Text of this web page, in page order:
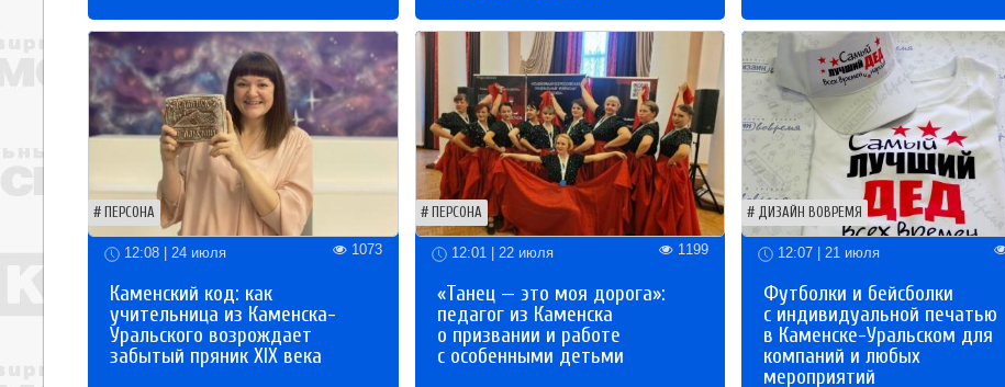
ПЕРСОНА
12:08 | 24 июля 1073
Каменский код: как
учительница из Каменска-
Уральского возрождает
забытый пряник XIX века
ПЕРСОНА
12:01 | 22 июля 1199
«Танец — это моя дорога»:
педагог из Каменска
о призвании и работе
с особенными детьми
ДИЗАЙН ВОВРЕМЯ
12:07 | 21 июля
Футболки и бейсболки
с индивидуальной печатью
в Каменске-Уральском для
компаний и любых
мероприятий